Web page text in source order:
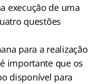
execução de uma
questões
para a realização
importante que os
disponível para